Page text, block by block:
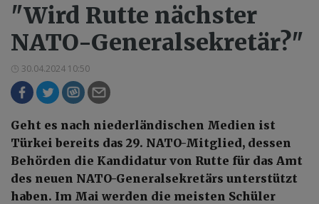
"Wird Rutte nächster
NATO-Generalsekretär?"
30.04.2024 10:50
Geht es nach niederländischen Medien ist
Türkei bereits das 29. NATO-Mitglied, dessen
Behörden die Kandidatur von Rutte für das Amt
des neuen NATO-Generalsekretärs unterstützt
haben. Im Mai werden die meisten Schüler